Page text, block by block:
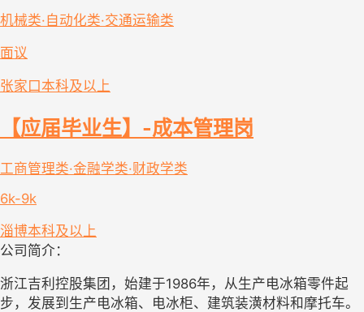
机械类·自动化类·交通运输类
面议
张家口本科及以上
【应届毕业生】-成本管理岗
工商管理类·金融学类·财政学类
6k-9k
淄博本科及以上
公司简介：
浙江吉利控股集团，始建于1986年，从生产电冰箱零件起
步，发展到生产电冰箱、电冰柜、建筑装潢材料和摩托车。